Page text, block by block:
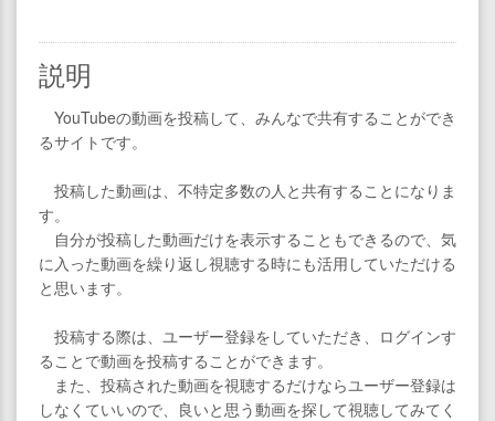
説明
YouTubeの動画を投稿して、みんなで共有することができ
るサイトです。
投稿した動画は、不特定多数の人と共有することになりま
す。
自分が投稿した動画だけを表示することもできるので、気
に入った動画を繰り返し視聴する時にも活用していただける
と思います。
投稿する際は、ユーザー登録をしていただき、ログインす
ることで動画を投稿することができます。
また、投稿された動画を視聴するだけならユーザー登録は
しなくていいので、良いと思う動画を探して視聴してみてく